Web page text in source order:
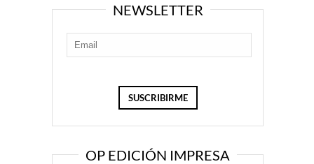
NEWSLETTER
OP EDICIÓN IMPRESA